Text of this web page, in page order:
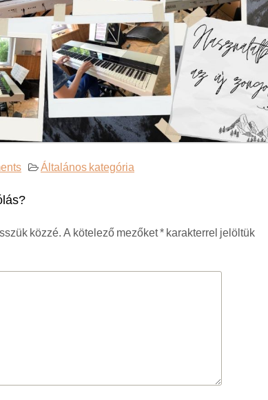
Általános kategória
közzé. A kötelező mezőket* karakterrel jelöltük